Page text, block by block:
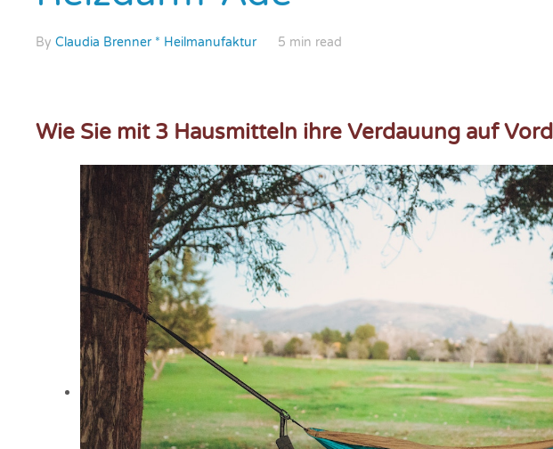
By Claudia Brenner * Heilmanufaktur 5 min read
Wie Sie mit 3 Hausmitteln ihre Verdauung auf